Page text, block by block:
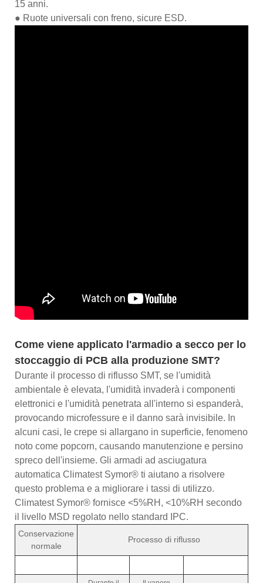
15 anni.
● Ruote universali con freno, sicure ESD.
Come viene applicato l'armadio a secco per lo
stoccaggio di PCB alla produzione SMT?
Durante il processo di riflusso SMT, se l'umidità
ambientale è elevata, l'umidità invaderà i componenti
elettronici e l'umidità penetrata all'interno si espanderà,
provocando microfessure e il danno sarà invisibile. In
alcuni casi, le crepe si allargano in superficie, fenomeno
noto come popcorn, causando manutenzione e persino
spreco dell'insieme. Gli armadi ad asciugatura
automatica Climatest Symor® ti aiutano a risolvere
questo problema e a migliorare i tassi di utilizzo.
Climatest Symor® fornisce <5%RH, <10%RH secondo
il livello MSD regolato nello standard IPC.
Conservazione
normale
Processo di riflusso